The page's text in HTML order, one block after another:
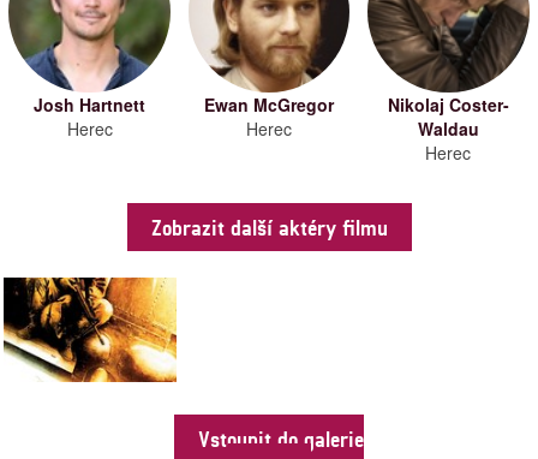
Josh Hartnett
Herec
Ewan McGregor
Herec
Nikolaj Coster-
Waldau
Herec
Zobrazit další aktéry filmu
Vstoupit do galerie